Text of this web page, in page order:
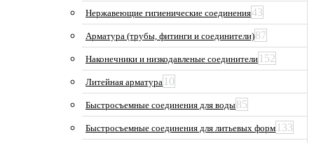
Нержавеющие гигиенические соединения43
Арматура (трубы, фитинги и соединители)87
Наконечники и низкодавленые соединители 152
Литейная арматура 10
Быстросъемные соединения для воды85
Быстросъемные соединения для литьевых форм 133